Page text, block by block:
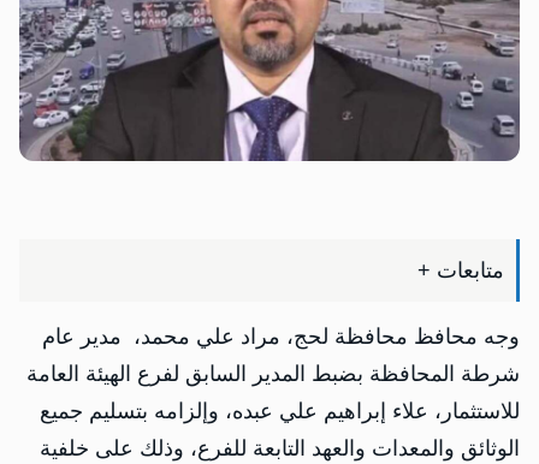
متابعات +
وجه محافظ محافظة لحج، مراد علي محمد، مدير عام
شرطة المحافظة بضبط المدير السابق لفرع الهيئة العامة
للاستثمار، علاء إبراهيم علي عبده، وإلزامه بتسليم جميع
الوثائق والمعدات والعهد التابعة للفرع، وذلك على خلفية